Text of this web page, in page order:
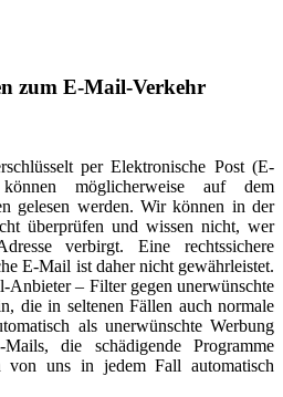
zum E-Mail-Verkehr
per Elektronische Post (E-
möglicherweise auf dem
gelesen werden. Wir können in der
überprüfen und wissen nicht, wer
verbirgt. Eine rechtssichere
E-Mail ist daher nicht gewährleistet.
– Filter gegen unerwünschte
die in seltenen Fällen auch normale
als unerwünschte Werbung
die schädigende Programme
von uns in jedem Fall automatisch